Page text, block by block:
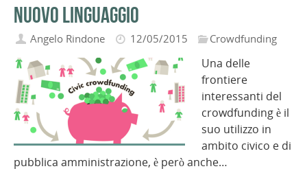
nuovo linguaggio
Angelo Rindone 12/05/2015 Crowdfunding
Una delle
frontiere
interessanti del
crowdfunding è il
suo utilizzo in
ambito civico e di
pubblica amministrazione, è però anche…